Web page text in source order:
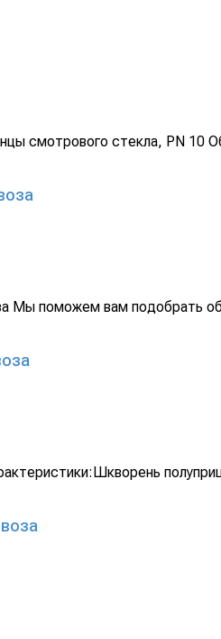
смотрового стекла, PN 10
Мы поможем вам подобрать